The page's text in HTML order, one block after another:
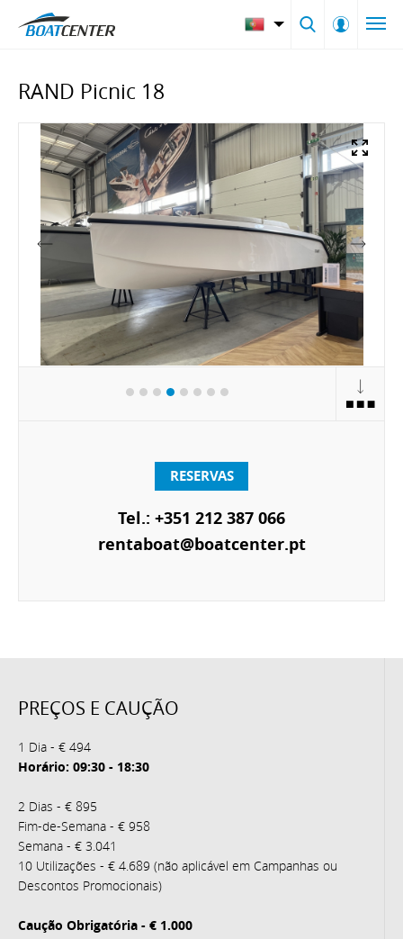
RAND Picnic 18
RESERVAS
Tel.: +351 212 387 066
rentaboat@boatcenter.pt
PREÇOS E CAUÇÃO
1 Dia - € 494
Horário: 09:30 - 18:30
2 Dias - € 895
Fim-de-Semana - € 958
Semana - € 3.041
10 Utilizações - € 4.689 (não aplicável em Campanhas ou
Descontos Promocionais)
Caução Obrigatória - € 1.000